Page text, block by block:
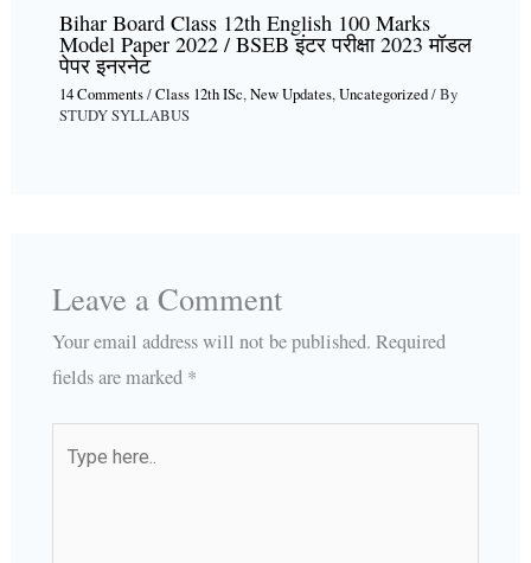
Bihar Board Class 12th English 100 Marks
Model Paper 2022 / BSEB इंटर परीक्षा 2023 मॉडल
पेपर इनरनेट
14 Comments/Class 12th ISc,New Updates,Uncategorized/ By
STUDY SYLLABUS
Leave a Comment
Your email address will not be published. Required
fields are marked *
here..